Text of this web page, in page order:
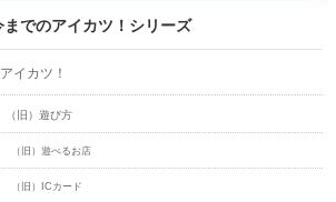
までのアイカツ！シリーズ
アイカツ！
（旧）遊び方
（旧）遊べるお店
（旧）ICカード